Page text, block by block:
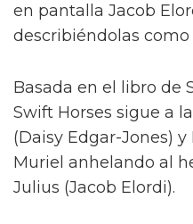
en pantalla Jacob
describiéndolas
Basada en el libro de
Swift Horses sigue a
(Daisy Edgar-Jones)
Muriel anhelando al
Julius (Jacob Elordi).